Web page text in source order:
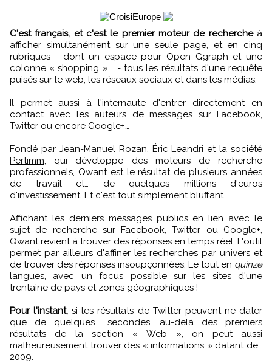
C'est français, et c'est le premier moteur de recherche à
afficher simultanément sur une seule page, et en cinq
rubriques - dont un espace pour Open Ggraph et une
colonne « shopping » - tous les résultats d'une requête
puisés sur le web, les réseaux sociaux et dans les médias.
Il permet aussi à l'internaute d'entrer directement en
contact avec les auteurs de messages sur Facebook,
Twitter ou encore Google+…
Fondé par Jean-Manuel Rozan, Éric Leandri et la société
Pertimm, qui développe des moteurs de recherche
professionnels, Qwantest le résultat de plusieurs années
de travail et… de quelques millions d'euros
d'investissement. Et c'est tout simplement bluffant.
Affichant les derniers messages publics en lien avec le
sujet de recherche sur Facebook, Twitter ou Google+,
Qwant revient à trouver des réponses en temps réel. L'outil
permet par ailleurs d'affiner les recherches par univers et
de trouver des réponses insoupçonnées. Le tout en quinze
langues, avec un focus possible sur les sites d'une
trentaine de pays et zones géographiques !
Pour l'instant,si les résultats de Twitter peuvent ne dater
que de quelques… secondes, au-delà des premiers
résultats de la section « Web », on peut aussi
malheureusement trouver des « informations » datant de…
2009.